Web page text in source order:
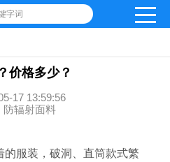
字词
价格多少？
17 13:59:56
防辐射面料
服装，破洞、直筒款式繁